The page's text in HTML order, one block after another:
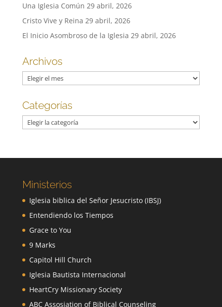
Una Iglesia Común 29 abril, 2026
Cristo Vive y Reina 29 abril, 2026
El Inicio Asombroso de la Iglesia 29 abril, 2026
Archivos
Archivos
Categorías
Categorías
Ministerios
Iglesia biblica del Señor Jesucristo (IBSJ)
Entendiendo los Tiempos
Grace to You
9 Marks
Capitol Hill Church
Iglesia Bautista Internacional
HeartCry Missionary Society
ABC Assosiation of Biblical Counseling